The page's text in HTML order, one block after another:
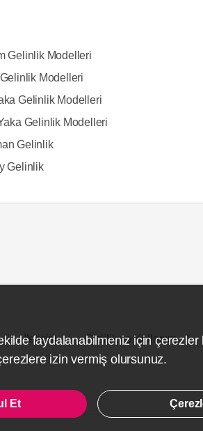
Gelinlik Modelleri
Gelinlik Modelleri
Gelinlik Modelleri
Gelinlik Modelleri
Gelinlik
Gelinlik
İletişim Gizlilik ve Kullanım
faydalanabilmeniz için çerezler
izin vermiş olursunuz.
Et